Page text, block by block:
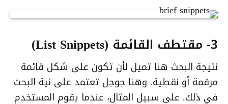
3- مقتطف القائمة (List Snippets)
نتيجة البحث هنا تميل لأن تكون على شكل قائمة
مرقمة أو نقطية. وهنا جوجل تعتمد على نية البحث
في ذلك. على سبيل المثال، عندما يقوم المستخدم